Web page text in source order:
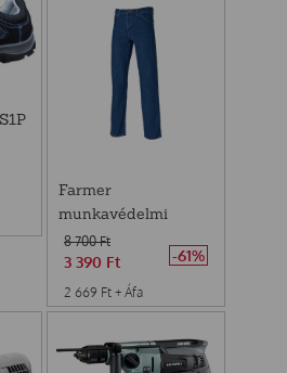
Farmer
munkavédelmi
nadrág 32/38
8 700Ft
3 390 Ft
2 669 Ft + Áfa
-61%